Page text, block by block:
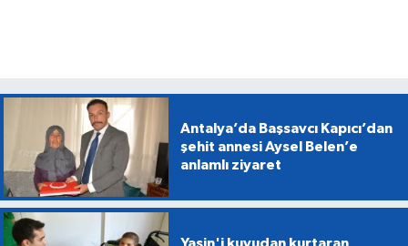
Antalya’da Başsavcı Kapıcı’dan
şehit annesi Aysel Belen’e
anlamlı ziyaret